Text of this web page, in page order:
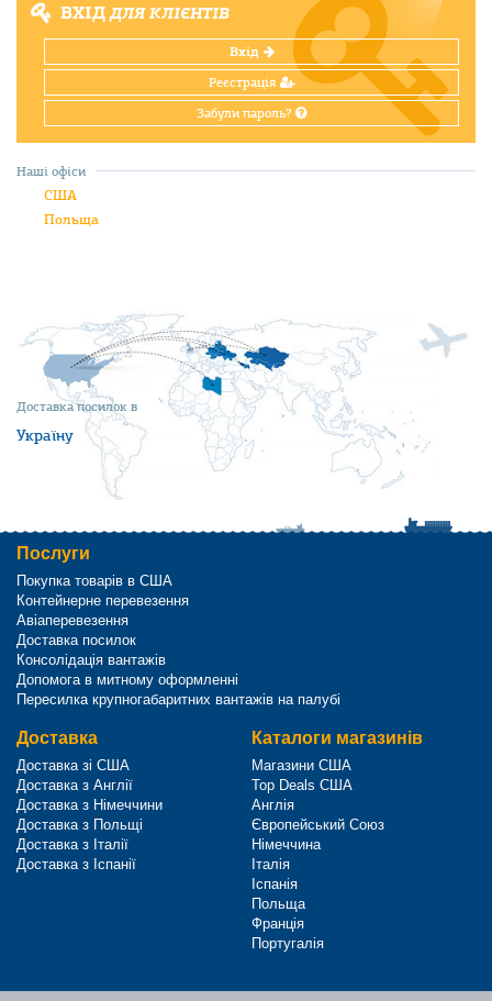
ВХІДДЛЯ КЛІЄНТІВ
Вхід
Реєстрація
Забули пароль?
Доставка посилок в
Україну
Наші офіси
США
Польща
Послуги
Покупка товарів в США
Контейнерне перевезення
Авіаперевезення
Доставка посилок
Консолідація вантажів
Допомога в митному оформленні
Пересилка крупногабаритних вантажів на палубі
Доставка
Доставка зі США
Доставка з Англії
Доставка з Німеччини
Доставка з Польщі
Доставка з Італії
Доставка з Іспанії
Каталоги магазинів
Магазини США
Top Deals США
Англія
Європейський Союз
Німеччина
Італія
Іспанія
Польща
Франція
Португалія